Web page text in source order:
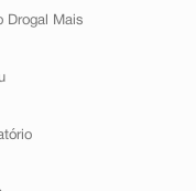
Drogal Mais